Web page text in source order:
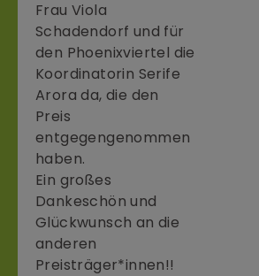
Frau Viola
Schadendorf und für
den Phoenixviertel die
Koordinatorin Serife
Arora da, die den
Preis
entgegengenommen
haben.
Ein großes
Dankeschön und
Glückwunsch an die
anderen
Preisträger*innen!!